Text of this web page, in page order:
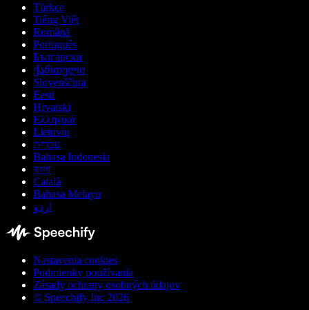
Türkçe
Tiếng Việt
Română
Português
Български
ქართული
Slovenščina
Eesti
Hrvatski
Ελληνικά
Lietuvių
עברית
Bahasa Indonesia
বাংলা
Català
Bahasa Melayu
اردو
Nastavenia cookies
Podmienky používania
Zásady ochrany osobných údajov
© Speechify Inc 2026